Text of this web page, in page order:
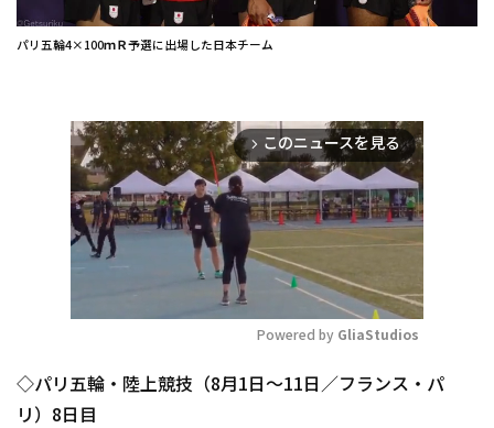
パリ五輪4×100ｍＲ予選に出場した日本チーム
arrow_forward_ios このニュースを見る
Mute
Powered by GliaStudios
◇パリ五輪・陸上競技（8月1日～11日／フランス・パ
リ）8日目